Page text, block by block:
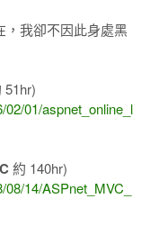
，我卻不因此身處黑
01/aspnet_online_l
約 140hr)
14/ASPnet_MVC_